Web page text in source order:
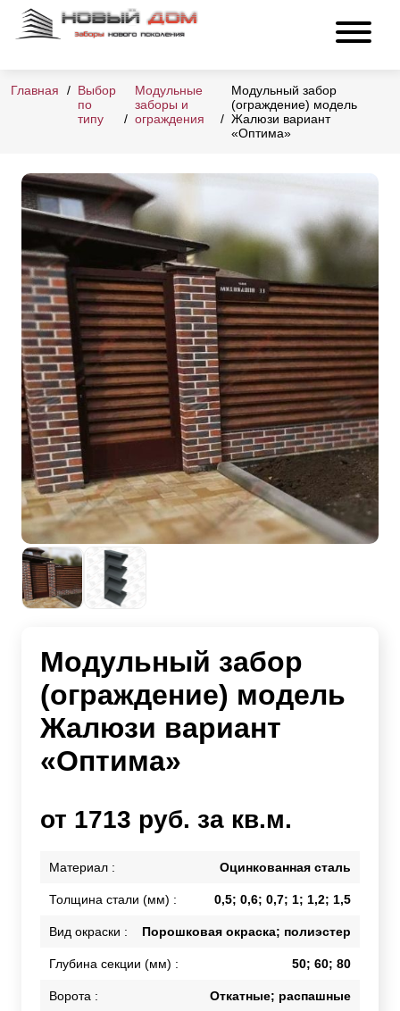
Главная
Выбор
по
типу
Модульные
заборы и
ограждения
Модульный забор
(ограждение) модель
Жалюзи вариант
«Оптима»
Модульный забор
(ограждение) модель
Жалюзи вариант
«Оптима»
от 1713 руб. за кв.м.
Материал : Оцинкованная сталь
Толщина стали (мм) : 0,5; 0,6; 0,7; 1; 1,2; 1,5
Вид окраски : Порошковая окраска; полиэстер
Глубина секции (мм) : 50; 60; 80
Ворота : Откатные; распашные